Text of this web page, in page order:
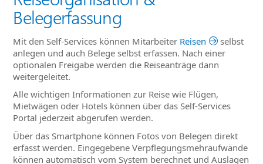
Belegerfassung
Mit den Self-Services können Mitarbeiter Reisen
selbst
anlegen und auch Belege selbst erfassen. Nach einer
optionalen Freigabe werden die Reiseanträge dann
weitergeleitet.
Alle wichtigen Informationen zur Reise wie Flügen,
Mietwägen oder Hotels können über das Self-Services
Portal jederzeit abgerufen werden.
Über das Smartphone können Fotos von Belegen direkt
erfasst werden. Eingegebene Verpflegungsmehraufwände
können automatisch vom System berechnet und Auslagen